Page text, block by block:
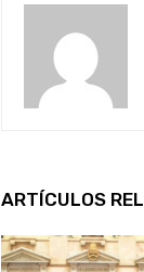
ARTÍCULOS